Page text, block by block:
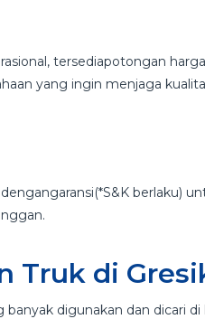
tersediapotongan
yang ingin menjaga
berlaku)
Truk di
digunakan dan dicari di